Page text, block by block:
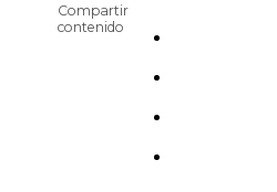
Compartir
contenido